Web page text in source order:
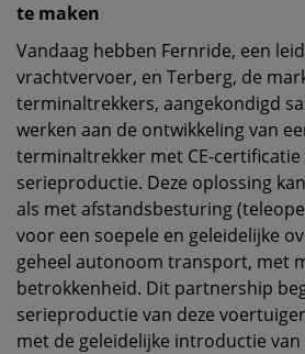
te maken
Vandaag hebben Fernride, een
vrachtvervoer, en Terberg, de
terminaltrekkers, aangekondigd
werken aan de ontwikkeling van
terminaltrekker met CE-
serieproductie. Deze oplossing
als met afstandsbesturing
voor een soepele en geleidelijke
geheel autonoom transport, met
betrokkenheid. Dit partnership
serieproductie van deze
met de geleidelijke introductie